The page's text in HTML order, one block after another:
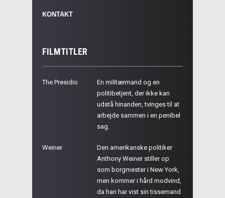
KONTAKT
FILMTITLER
The Presidio
En militærmand og en
politibetjent, der ikke kan
udstå hinanden, tvinges til at
arbejde sammen i en penibel
sag.
Weiner
Den amerikanske politiker
Anthony Weiner stiller op
som borgmester i New York,
men kommer i hård modvind,
da han har vist sin tissemand